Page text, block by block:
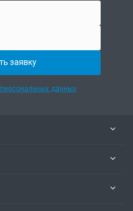
персональных данных